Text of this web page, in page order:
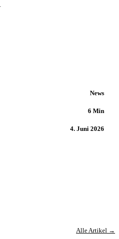
News
6 Min
4. Juni 2026
Alle Artikel →